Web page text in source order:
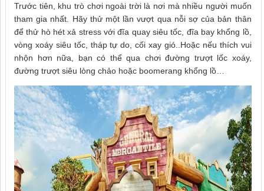
Trước tiên, khu trò chơi ngoài trời là nơi mà nhiều người muốn
tham gia nhất. Hãy thử một lần vượt qua nỗi sợ của bản thân
để thử hò hét xả stress với đĩa quay siêu tốc, đĩa bay khổng lồ,
vòng xoáy siêu tốc, tháp tự do, cối xay gió..Hoặc nếu thích vui
nhộn hơn nữa, bạn có thể qua chơi đường trượt lốc xoáy,
đường trượt siêu lòng chảo hoặc boomerang khổng lồ…